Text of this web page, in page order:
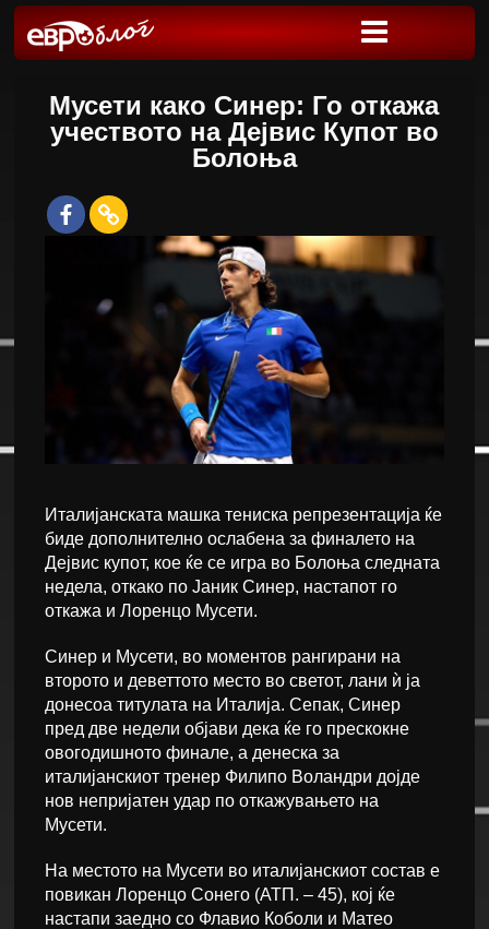
Мусети како Синер: Го откажа
учеството на Дејвис Купот во
Болоња
Италијанската машка тениска репрезентација ќе
биде дополнително ослабена за финалето на
Дејвис купот, кое ќе се игра во Болоња следната
недела, откако по Јаник Синер, настапот го
откажа и Лоренцо Мусети.
Синер и Мусети, во моментов рангирани на
второто и деветтото место во светот, лани ѝ ја
донесоа титулата на Италија. Сепак, Синер
пред две недели објави дека ќе го прескокне
овогодишното финале, а денеска за
италијанскиот тренер Филипо Воландри дојде
нов непријатен удар по откажувањето на
Мусети.
На местото на Мусети во италијанскиот состав е
повикан Лоренцо Сонего (АТП. – 45), кој ќе
настапи заедно со Флавио Коболи и Матео